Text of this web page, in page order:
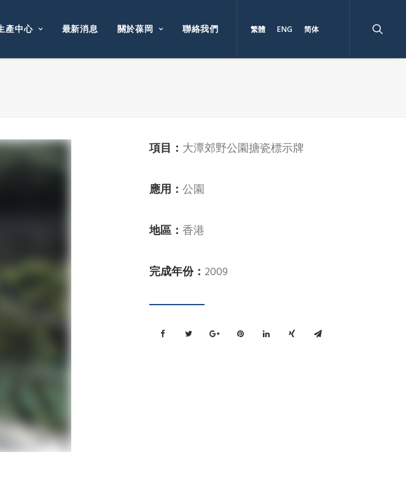
產中心 最新消息 關於葆岡 聯絡我們 繁體 ENG 简体
項目： 大潭郊野公園搪瓷標示牌
應用：公園
地區：香港
完成年份： 2009